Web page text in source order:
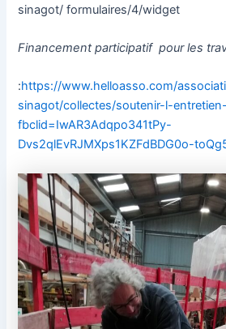
sinagot/ formulaires/4/widget
Financement participatif pour les
:https://www.helloasso.com/
sinagot/collectes/soutenir-l-
fbclid=IwAR3Adqpo341tPy-
Dvs2qlEvRJMXps1KZFdBDG0o-